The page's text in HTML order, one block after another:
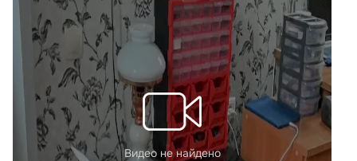
Видео не найдено